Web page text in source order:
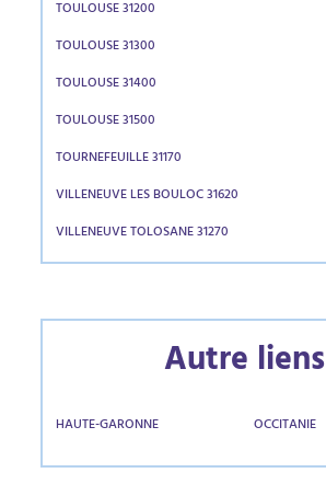
TOULOUSE 31200
TOULOUSE 31300
TOULOUSE 31400
TOULOUSE 31500
TOURNEFEUILLE 31170
VILLENEUVE LES BOULOC 31620
VILLENEUVE TOLOSANE 31270
Autre liens
HAUTE-GARONNE OCCITANIE